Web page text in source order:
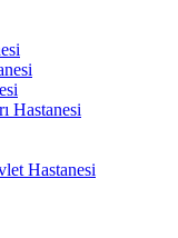
Hastanesi
Hastanesi